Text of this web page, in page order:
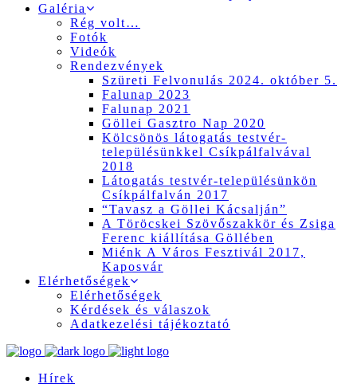
Galéria
Rég volt…
Fotók
Videók
Rendezvények
Szüreti Felvonulás 2024. október 5.
Falunap 2023
Falunap 2021
Göllei Gasztro Nap 2020
Kölcsönös látogatás testvér-
településünkkel Csíkpálfalvával
2018
Látogatás testvér-településünkön
Csíkpálfalván 2017
“Tavasz a Göllei Kácsalján”
A Töröcskei Szövőszakkör és Zsiga
Ferenc kiállítása Göllében
Miénk A Város Fesztivál 2017,
Kaposvár
Elérhetőségek
Elérhetőségek
Kérdések és válaszok
Adatkezelési tájékoztató
Hírek